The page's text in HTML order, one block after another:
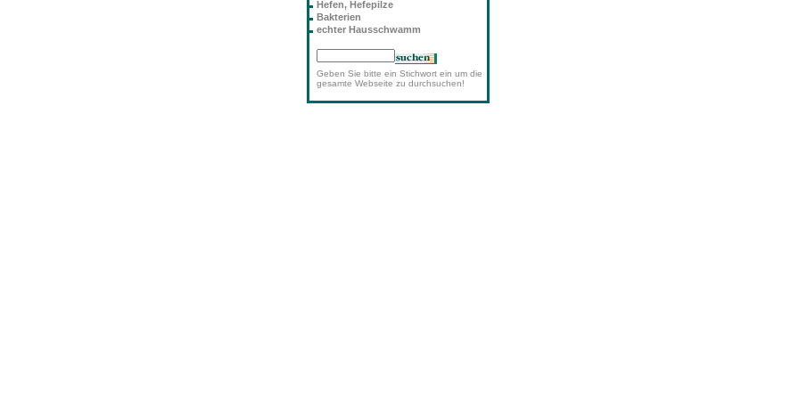
Hefen, Hefepilze
Bakterien
echter Hausschwamm
Geben Sie bitte ein Stichwort ein um die
gesamte Webseite zu durchsuchen!